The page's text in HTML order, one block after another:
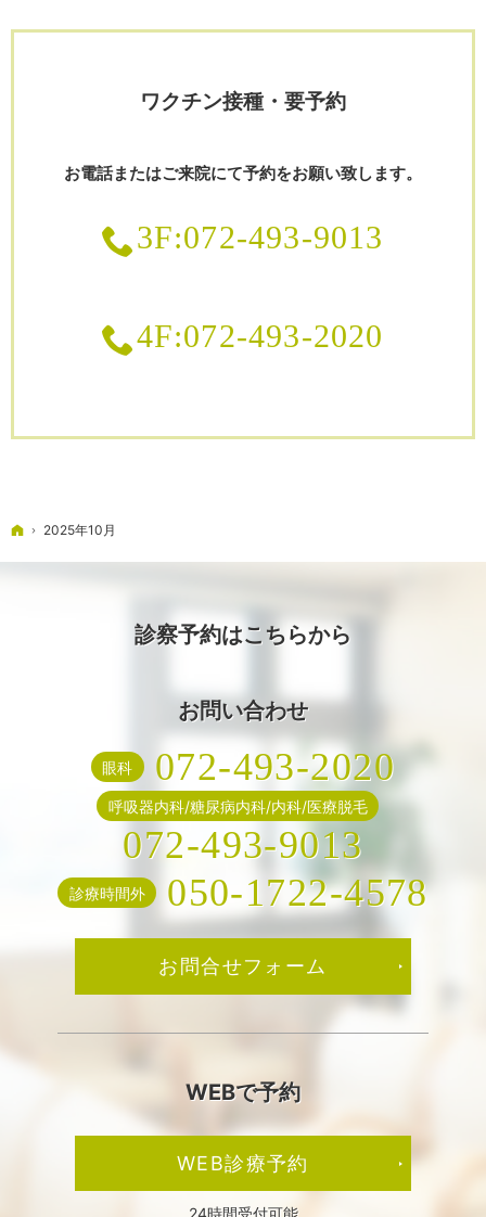
ワクチン接種・要予約
お電話またはご来院にて予約をお願い致します。
3F:072-493-9013
4F:072-493-2020
ホーム
2025年10月
診察予約はこちらから
お問い合わせ
眼科 072-493-2020
呼吸器内科/糖尿病内科/内科/医療脱毛
072-493-9013
診療時間外 050-1722-4578
お問合せフォーム
WEBで予約
WEB診療予約